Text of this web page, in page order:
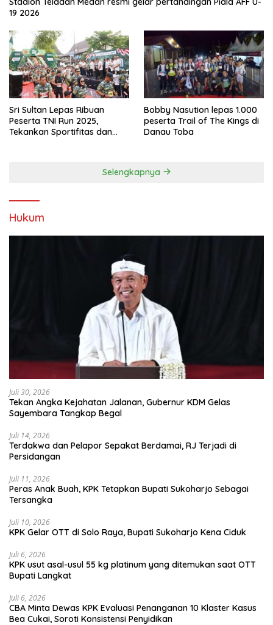
19 2026
Sri Sultan Lepas Ribuan
Peserta TNI Run 2025,
Tekankan Sportifitas dan
Bobby Nasution lepas 1.000
peserta Trail of The Kings di
Danau Toba
Selengkapnya
Hukum
Juli 30, 2026
Tekan Angka Kejahatan Jalanan, Gubernur KDM Gelas
Sayembara Tangkap Begal
Juli 14, 2026
Terdakwa dan Pelapor Sepakat Berdamai, RJ Terjadi di
Persidangan
Juli 11, 2026
Peras Anak Buah, KPK Tetapkan Bupati Sukoharjo Sebagai
Tersangka
Juli 10, 2026
KPK Gelar OTT di Solo Raya, Bupati Sukoharjo Kena Ciduk
Juli 6, 2026
KPK usut asal-usul 55 kg platinum yang ditemukan saat OTT
Bupati Langkat
Juli 6, 2026
CBA Minta Dewas KPK Evaluasi Penanganan 10 Klaster Kasus
Bea Cukai, Soroti Konsistensi Penyidikan